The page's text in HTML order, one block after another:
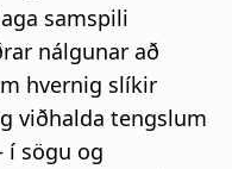
samspili
nálgunar að
hvernig slíkir
viðhalda tengslum
í sögu og